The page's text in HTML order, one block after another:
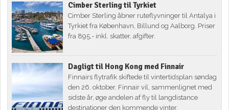
Cimber Sterling til Tyrkiet
Cimber Sterling åbner ruteflyvninger til Antalya i
Tyrkiet fra København, Billund og Aalborg. Priser
fra 895,- inkl. skatter, afgifter.
Dagligt til Hong Kong med Finnair
Finnairs flytrafik skiftede til vintertidsplan søndag
den 26. oktober. Finnair vil, sammenlignet med
sidste år, øge andelen af fly til langdistance
destinationer den kommende vinter.